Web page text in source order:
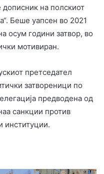
на полскиот
Беше уапсен во 2021
осум години затвор, во
мотивиран.
претседател
затвореници по
предводена од
санкции против
институции.